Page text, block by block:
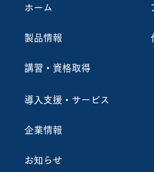
～受付終了～【
張郡栗山町】
開催
ホーム
製品情報
講習・資格取得
導入支援・サービス
企業情報
お知らせ